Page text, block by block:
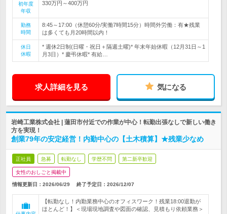
初年度
年収
330万円～400万円
勤務
時間
8:45～17:00（休憩60分/実働7時間15分）時間外労働：有★残業
は多くても月20時間以内！
休日
休暇
* 週休2日制(日曜・祝日＋隔週土曜)* 年末年始休暇（12月31日～1
月3日）* 慶弔休暇* 有給…
求人詳細を見る 気になる
岩崎工業株式会社 | 蓮田市付近での作業が中心！転勤出張なしで新しい働き
方を実現！
創業79年の安定経営！内勤中心の【土木積算】★残業少なめ
正社員 急募 転勤なし 学歴不問 第二新卒歓迎
女性のおしごと掲載中
情報更新日：2026/06/29 終了予定日： 2026/12/07
【転勤なし！内勤業務中心のオフィスワーク！残業18:00退勤が
ほとんど！】＜現場現地調査や図面の確認、見積もり依頼業務＞